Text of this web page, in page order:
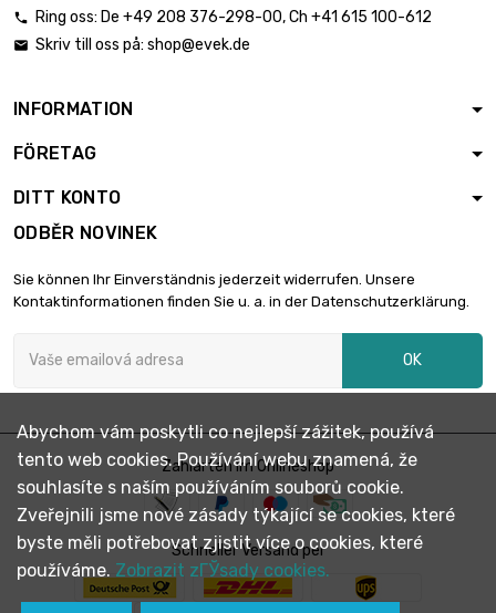
 Ring oss: De +49 208 376-298-00, Ch +41 615 100-612
 Skriv till oss på: shop@evek.de
INFORMATION
FÖRETAG
DITT KONTO
ODBĚR NOVINEK
Sie können Ihr Einverständnis jederzeit widerrufen. Unsere
Kontaktinformationen finden Sie u. a. in der Datenschutzerklärung.
OK
Zahlarten im Onlineshop
Schneller Versand per
Abychom vám poskytli co nejlepší zážitek, používá
tento web cookies. Používání webu znamená, že
souhlasíte s naším používáním souborů cookie.
Zveřejnili jsme nové zásady týkající se cookies, které
byste měli potřebovat zjistit více o cookies, které
používáme. Zobrazit zГЎsady cookies.